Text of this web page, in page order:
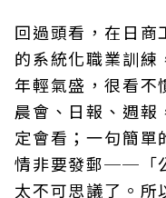
回過頭看，在日商
的系統化職業訓練
年輕氣盛，很看不
晨會、日報、週報
定會看；一句簡單
情非要發郵──「
太不可思議了。所